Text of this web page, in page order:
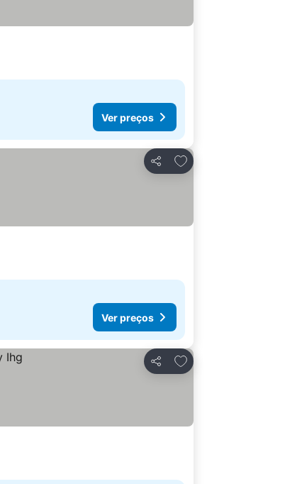
Ver preços
Partilhar
Adicionar aos favoritos
Ver preços
Partilhar
Adicionar aos favoritos